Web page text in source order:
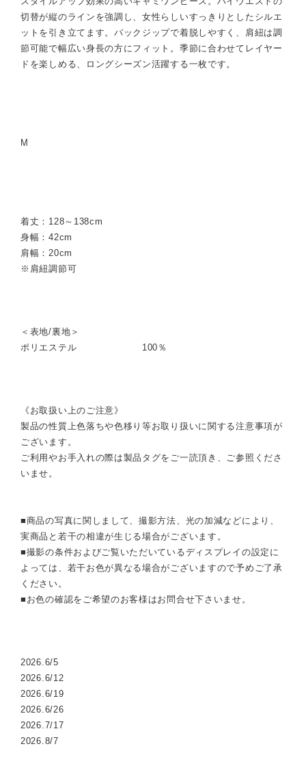
切替が縦のラインを強調し、女性らしいすっきりとしたシルエ
ットを引き立てます。バックジップで着脱しやすく、肩紐は調
節可能で幅広い身長の方にフィット。季節に合わせてレイヤー
ドを楽しめる、ロングシーズン活躍する一枚です。
M
着丈：128～138cm
身幅：42cm
肩幅：20cm
※肩紐調節可
＜表地/裏地＞
ポリエステル 100％
《お取扱い上のご注意》
製品の性質上色落ちや色移り等お取り扱いに関する注意事項が
ございます。
ご利用やお手入れの際は製品タグをご一読頂き、ご参照くださ
いませ。
■商品の写真に関しまして、撮影方法、光の加減などにより、
実商品と若干の相違が生じる場合がございます。
■撮影の条件およびご覧いただいているディスプレイの設定に
よっては、若干お色が異なる場合がございますので予めご了承
ください。
■お色の確認をご希望のお客様はお問合せ下さいませ。
2026.6/5
2026.6/12
2026.6/19
2026.6/26
2026.7/17
2026.8/7